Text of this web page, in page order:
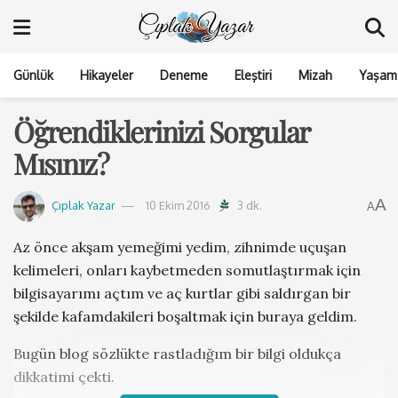
Günlük Hikayeler Deneme Eleştiri Mizah
Öğrendiklerinizi Sorgular
Mısınız?
Çıplak Yazar 10 Ekim 2016 3 dk. AA
Az önce akşam yemeğimi yedim, zihnimde uçuşan
kelimeleri, onları kaybetmeden somutlaştırmak için
bilgisayarımı açtım ve aç kurtlar gibi saldırgan bir
şekilde kafamdakileri boşaltmak için buraya geldim.
Bugün blog sözlükte rastladığım bir bilgi oldukça
dikkatimi çekti.